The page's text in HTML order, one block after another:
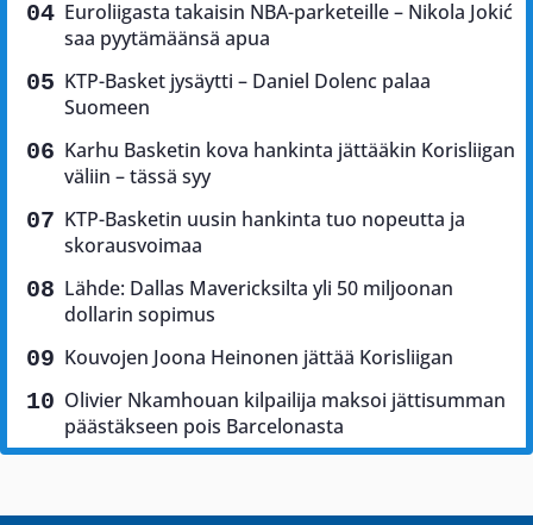
Euroliigasta takaisin NBA-parketeille – Nikola Jokić
saa pyytämäänsä apua
KTP-Basket jysäytti – Daniel Dolenc palaa
Suomeen
Karhu Basketin kova hankinta jättääkin Korisliigan
väliin – tässä syy
KTP-Basketin uusin hankinta tuo nopeutta ja
skorausvoimaa
Lähde: Dallas Mavericksilta yli 50 miljoonan
dollarin sopimus
Kouvojen Joona Heinonen jättää Korisliigan
Olivier Nkamhouan kilpailija maksoi jättisumman
päästäkseen pois Barcelonasta